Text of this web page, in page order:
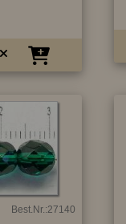
Best.Nr.:27140